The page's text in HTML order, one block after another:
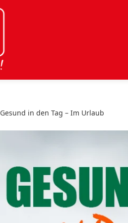
Gesund in den Tag – Im Urlaub